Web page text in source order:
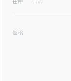
価格